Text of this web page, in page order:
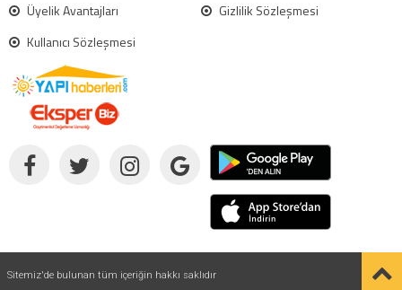
Üyelik Avantajları
Gizlilik Sözleşmesi
Kullanıcı Sözleşmesi
Sitemiz'de bulunan tüm içeriğin hakkı saklıdır